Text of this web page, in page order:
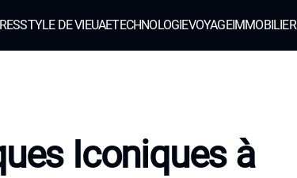
STYLE DE VIEUAETECHNOLOGIEVOYAGEIMMOBILIER
Iconiques à